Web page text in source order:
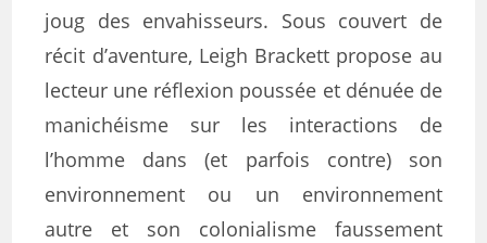
joug des envahisseurs. Sous couvert de
récit d’aventure, Leigh Brackett propose au
lecteur une réflexion poussée et dénuée de
manichéisme sur les interactions de
l’homme dans (et parfois contre) son
environnement ou un environnement
autre et son colonialisme faussement